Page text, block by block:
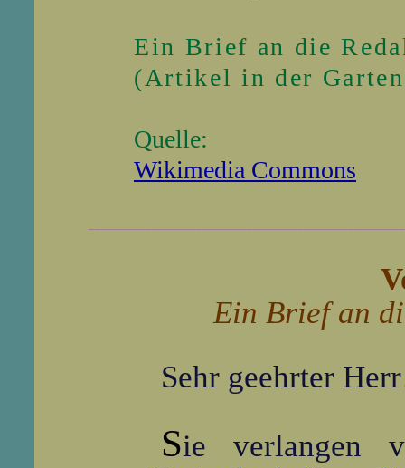
Ein Brief an die
(Artikel in der
Quelle:
Wikimedia Commons
Ein Brief an
Sehr geehrter
Sie verlangen